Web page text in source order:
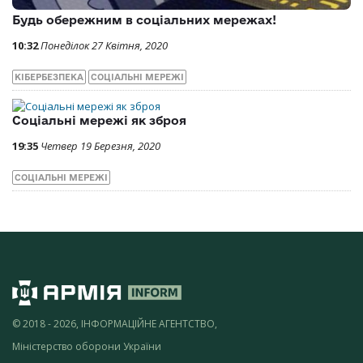
Будь обережним в соціальних мережах!
10:32Понеділок 27 Квітня, 2020
КІБЕРБЕЗПЕКА СОЦІАЛЬНІ МЕРЕЖІ
Соціальні мережі як зброя
19:35 Четвер 19 Березня, 2020
СОЦІАЛЬНІ МЕРЕЖІ
© 2018 - 2026, ІНФОРМАЦІЙНЕ АГЕНТСТВО,
Міністерство оборони України